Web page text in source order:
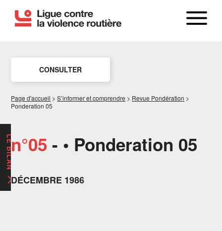
CONSULTER
Page d'accueil >S’informer et comprendre > Revue Pondération >
Ponderation 05
n°05 - • Ponderation 05
DÉCEMBRE 1986
LE BILAN